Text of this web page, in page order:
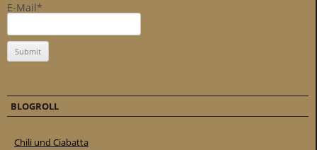
E-Mail*
BLOGROLL
Chili und Ciabatta